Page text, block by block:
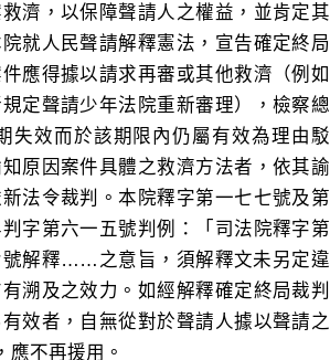
濟，以保障聲請人之權益，並肯定其
就人民聲請解釋憲法，宣告確定終局
應得據以請求再審或其他救濟（例如
定聲請少年法院重新審理），檢察總
失效而於該期限內仍屬有效為理由駁
原因案件具體之救濟方法者，依其諭
法令裁判。本院釋字第一七七號及第
字第六一五號判例：「司法院釋字第
解釋……之意旨，須解釋文未另定違
溯及之效力。如經解釋確定終局裁判
效者，自無從對於聲請人據以聲請之